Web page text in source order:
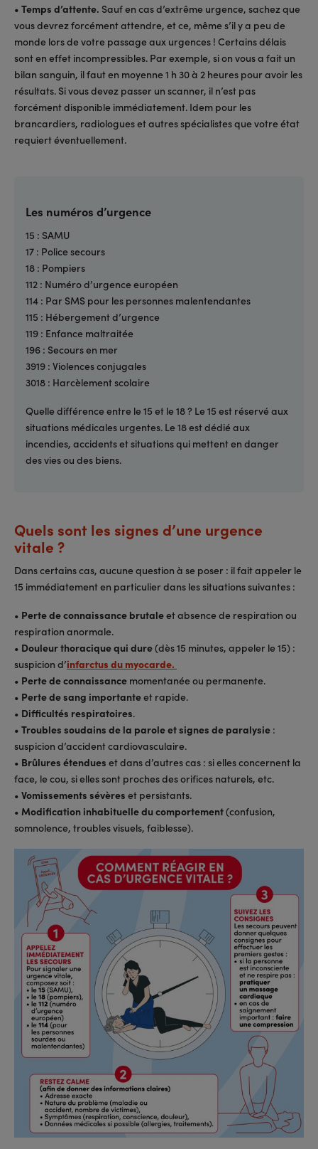
• Temps d’attente. Sauf en cas d’extrême urgence, sachez que
vous devrez forcément attendre, et ce, même s’il y a peu de
monde lors de votre passage aux urgences ! Certains délais
sont en effet incompressibles. Par exemple, si on vous a fait un
bilan sanguin, il faut en moyenne 1 h 30 à 2 heures pour avoir les
résultats. Si vous devez passer un scanner, il n’est pas
forcément disponible immédiatement. Idem pour les
brancardiers, radiologues et autres spécialistes que votre état
requiert éventuellement.
Les numéros d’urgence
15 : SAMU
17 : Police secours
18 : Pompiers
112 : Numéro d’urgence européen
114 : Par SMS pour les personnes malentendantes
115 : Hébergement d’urgence
119 : Enfance maltraitée
196 : Secours en mer
3919 : Violences conjugales
3018 : Harcèlement scolaire
Quelle différence entre le 15 et le 18 ? Le 15 est réservé aux
situations médicales urgentes. Le 18 est dédié aux
incendies, accidents et situations qui mettent en danger
des vies ou des biens.
Quels sont les signes d’une urgence
vitale ?
Dans certains cas, aucune question à se poser : il fait appeler le
15 immédiatement en particulier dans les situations suivantes :
• Perte de connaissance brutaleet absence de respiration ou
respiration anormale.
• Douleur thoracique qui dure(dès 15 minutes, appeler le 15) :
suspicion d’infarctus du myocarde.
• Perte de connaissance momentanée ou permanente.
• Perte de sang importanteet rapide.
• Difficultés respiratoires.
• Troubles soudains de la parole et signes de paralysie :
suspicion d’accident cardiovasculaire.
• Brûlures étendues et dans d’autres cas : si elles concernent la
face, le cou, si elles sont proches des orifices naturels, etc.
• Vomissements sévères et persistants.
• Modification inhabituelle du comportement(confusion,
somnolence, troubles visuels, faiblesse).